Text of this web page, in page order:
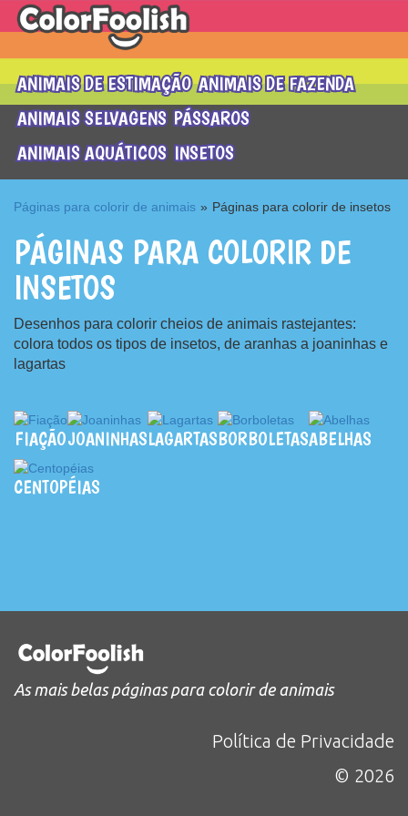
ANIMAIS DE ESTIMAÇÃO ANIMAIS DE FAZENDA
ANIMAIS SELVAGENS PÁSSAROS
ANIMAIS AQUÁTICOS INSETOS
Páginas para colorir de animais » Páginas para colorir de insetos
PÁGINAS PARA COLORIR DE
INSETOS
Desenhos para colorir cheios de animais rastejantes:
colora todos os tipos de insetos, de aranhas a joaninhas e
lagartas
FIAÇÃOJOANINHASLAGARTASBORBOLETASABELHAS
CENTOPÉIAS
As mais belas páginas para colorir de animais
Política de Privacidade
© 2026